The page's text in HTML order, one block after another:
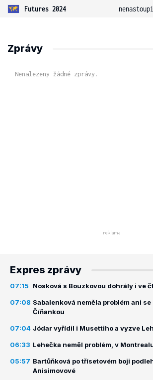
Futures 2024
Zprávy
Nenalezeny žádné zprávy.
Expres zprávy
07:15 Nosková s Bouzkovou dohrály i ve
07:08 Sabalenková neměla problém ani
Číňankou
07:04 Jódar vyřídil i Musettiho a vyzve
06:33 Lehečka neměl problém, v
05:57 Bartůňková po třísetovém boji
Anisimovové